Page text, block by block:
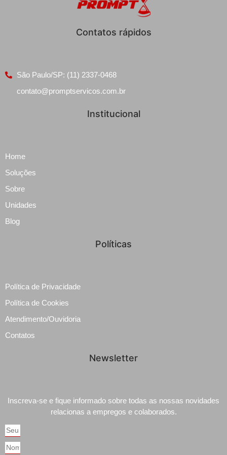
Contatos rápidos
São Paulo/SP: (11) 2337-0468
contato@promptservicos.com.br
Institucional
Home
Soluções
Sobre
Unidades
Blog
Políticas
Política de Privacidade
Política de Cookies
Atendimento/Ouvidoria
Contatos
Newsletter
Inscreva-se e fique informado sobre todas as nossas novidades
relacionas a empregos e colaborados.